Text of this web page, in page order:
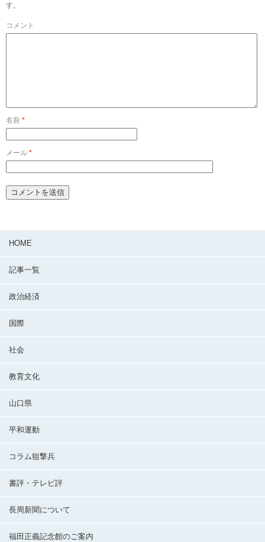
す。
コメント
名前 *
メール *
HOME
記事一覧
政治経済
国際
社会
教育文化
山口県
平和運動
コラム狙撃兵
書評・テレビ評
長周新聞について
福田正義記念館のご案内